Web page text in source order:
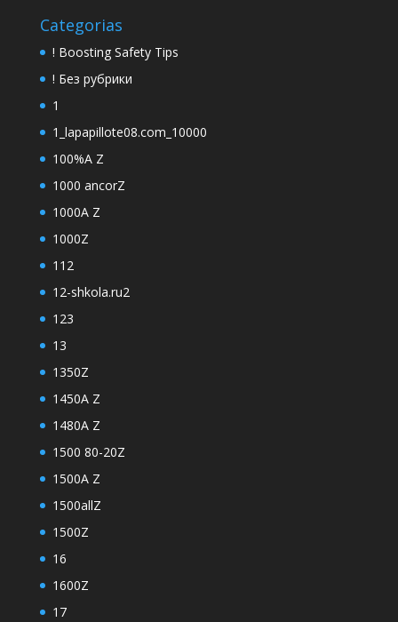
Categorias
! Boosting Safety Tips
! Без рубрики
1
1_lapapillote08.com_10000
100%A Z
1000 ancorZ
1000A Z
1000Z
112
12-shkola.ru2
123
13
1350Z
1450A Z
1480A Z
1500 80-20Z
1500A Z
1500allZ
1500Z
16
1600Z
17